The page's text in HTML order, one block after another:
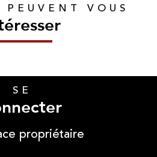
VOUS
SE
propriétaire